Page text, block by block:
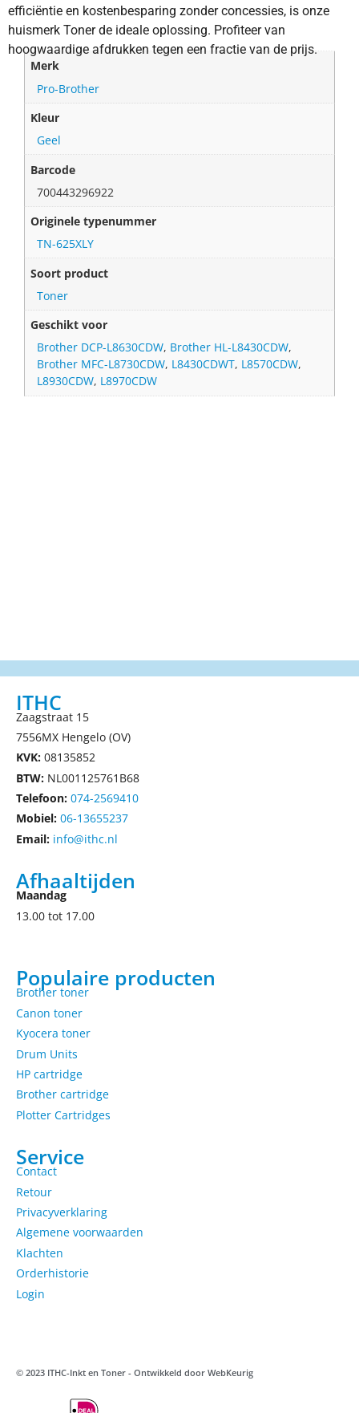
efficiëntie en kostenbesparing zonder concessies, is onze
huismerk Toner de ideale oplossing. Profiteer van
hoogwaardige afdrukken tegen een fractie van de prijs.
Merk
Pro-Brother
Kleur
Geel
Barcode
700443296922
Originele typenummer
TN-625XLY
Soort product
Toner
Geschikt voor
Brother DCP-L8630CDW, Brother HL-L8430CDW,
Brother MFC-L8730CDW, L8430CDWT, L8570CDW,
L8930CDW, L8970CDW
ITHC
Zaagstraat 15
7556MX Hengelo (OV)
KVK: 08135852
BTW: NL001125761B68
Telefoon: 074-2569410
Mobiel: 06-13655237
Email: info@ithc.nl
Afhaaltijden
Maandag
13.00 tot 17.00
Populaire producten
Brother toner
Canon toner
Kyocera toner
Drum Units
HP cartridge
Brother cartridge
Plotter Cartridges
Service
Contact
Retour
Privacyverklaring
Algemene voorwaarden
Klachten
Orderhistorie
Login
© 2023 ITHC-Inkt en Toner - Ontwikkeld door WebKeurig